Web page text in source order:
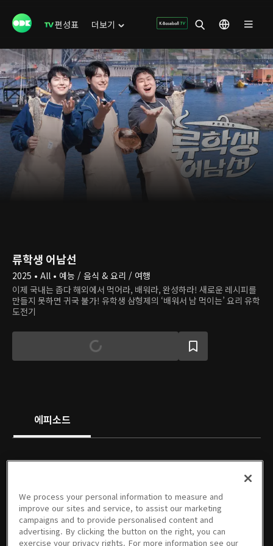
편성표 더보기
류학생 어남선
2025 • All • 예능 / 음식 & 요리 / 여행
이제 국내는 좁다 해외에서 먹어라, 배워라, 완성하라! 새로운 레시피를
만들지 못하면 귀국 불가! 유학생 삼형제의 ‘배워서 남 먹이는’ 요리 유학
도전기
에피소드
미리보기
05/10/2025 • 20분
01회
05/17/2025 • 1시간 13분
02회
05/24/2025 • 1시간 13분
03회
05/31/2025 • 1시간 8분
04회
06/07/2025 • 1시간 11분
We process your personal information to measure and
improve our sites and service, to assist our marketing
campaigns and to provide personalised content and
advertising. By clicking the button on the right, you can
exercise your privacy rights. For more information see our